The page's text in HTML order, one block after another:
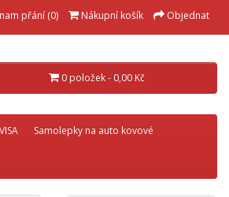
přání (0) Nákupní košík Objednat
0 položek - 0,00 Kč
Samolepky na auto kovové